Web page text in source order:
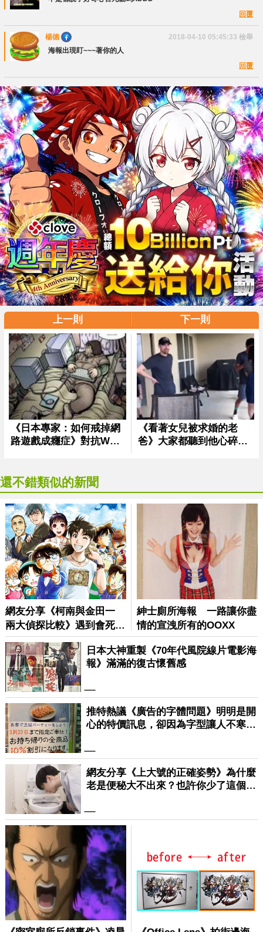
回覆
楊德 2018-04-10 05:45:33 檢舉
海報出現盯~~~著你的人
回覆
上一則 下一則
還不錯類似的新聞